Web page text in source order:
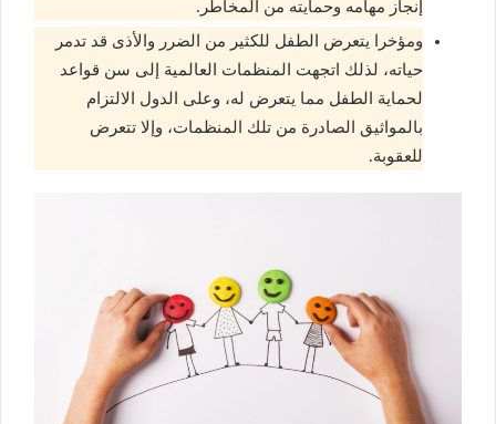
إنجاز مهامه وحمايته من المخاطر.
ومؤخرا يتعرض الطفل للكثير من الضرر والأذى قد تدمر
حياته، لذلك اتجهت المنظمات العالمية إلى سن قواعد
لحماية الطفل مما يتعرض له، وعلى الدول الالتزام
بالمواثيق الصادرة من تلك المنظمات، وإلا تتعرض
للعقوبة.